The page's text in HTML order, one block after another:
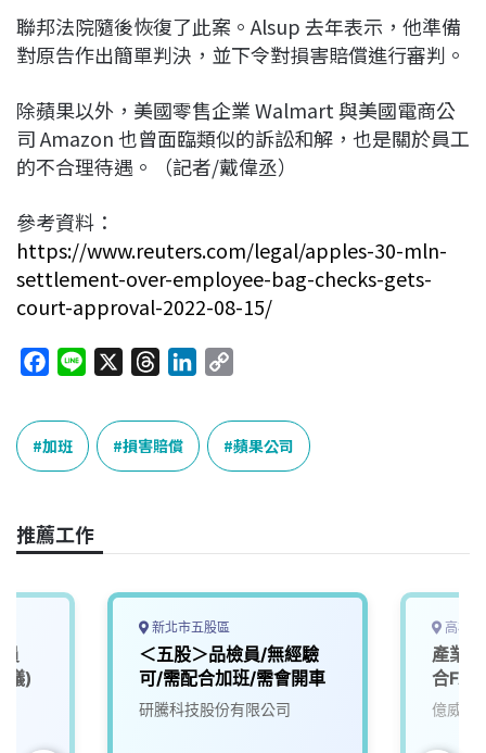
聯邦法院隨後恢復了此案。Alsup 去年表示，他準備
對原告作出簡單判決，並下令對損害賠償進行審判。
除蘋果以外，美國零售企業 Walmart 與美國電商公
司 Amazon 也曾面臨類似的訴訟和解，也是關於員工
的不合理待遇。（記者/戴偉丞）
參考資料：
https://www.reuters.com/legal/apples-30-mln-
settlement-over-employee-bag-checks-gets-
court-approval-2022-08-15/
c
e
b
o
k
e
r
e
a
k
n
p
y
L
k
加班 損害賠償 蘋果公司
推薦工作
議)
新北市五股區
＜五股＞品檢員/無經驗
可/需配合加班/需會開車
研騰科技股份有限公司
高雄
產業
合
億威電